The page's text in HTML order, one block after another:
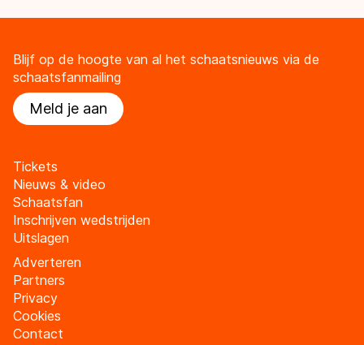
Blijf op de hoogte van al het schaatsnieuws via de
schaatsfanmailing
Meld je aan
Tickets
Nieuws & video
Schaatsfan
Inschrijven wedstrijden
Uitslagen
Adverteren
Partners
Privacy
Cookies
Contact